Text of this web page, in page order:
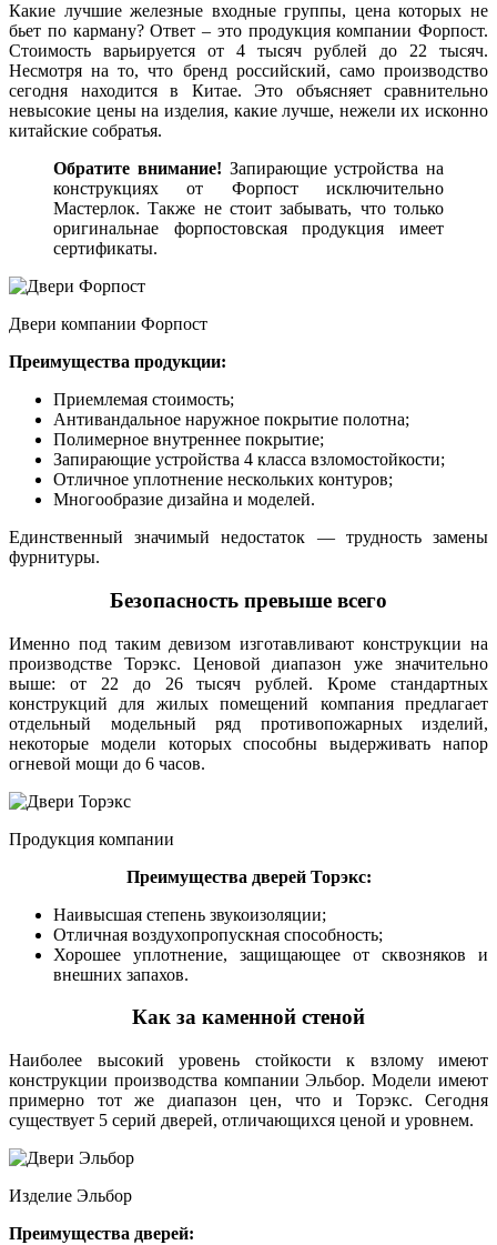
Какие лучшие железные входные группы, цена которых не
бьет по карману? Ответ – это продукция компании Форпост.
Стоимость варьируется от 4 тысяч рублей до 22 тысяч.
Несмотря на то, что бренд российский, само производство
сегодня находится в Китае. Это объясняет сравнительно
невысокие цены на изделия, какие лучше, нежели их исконно
китайские собратья.
Обратите внимание! Запирающие устройства на
конструкциях от Форпост исключительно
Мастерлок. Также не стоит забывать, что только
оригинальнае форпостовская продукция имеет
сертификаты.
Двери компании Форпост
Преимущества продукции:
Приемлемая стоимость;
Антивандальное наружное покрытие полотна;
Полимерное внутреннее покрытие;
Запирающие устройства 4 класса взломостойкости;
Отличное уплотнение нескольких контуров;
Многообразие дизайна и моделей.
Единственный значимый недостаток — трудность замены
фурнитуры.
Безопасность превыше всего
Именно под таким девизом изготавливают конструкции на
производстве Торэкс. Ценовой диапазон уже значительно
выше: от 22 до 26 тысяч рублей. Кроме стандартных
конструкций для жилых помещений компания предлагает
отдельный модельный ряд противопожарных изделий,
некоторые модели которых способны выдерживать напор
огневой мощи до 6 часов.
Продукция компании
Преимущества дверей Торэкс:
Наивысшая степень звукоизоляции;
Отличная воздухопропускная способность;
Хорошее уплотнение, защищающее от сквозняков и
внешних запахов.
Как за каменной стеной
Наиболее высокий уровень стойкости к взлому имеют
конструкции производства компании Эльбор. Модели имеют
примерно тот же диапазон цен, что и Торэкс. Сегодня
существует 5 серий дверей, отличающихся ценой и уровнем.
Изделие Эльбор
Преимущества дверей: